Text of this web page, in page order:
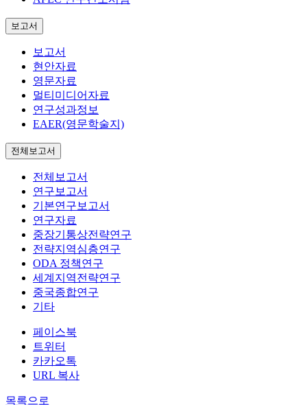
보고서
보고서
현안자료
영문자료
멀티미디어자료
연구성과정보
EAER(영문학술지)
전체보고서
전체보고서
연구보고서
기본연구보고서
연구자료
중장기통상전략연구
전략지역심층연구
ODA 정책연구
세계지역전략연구
중국종합연구
기타
페이스북
트위터
카카오톡
URL 복사
목록으로